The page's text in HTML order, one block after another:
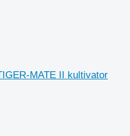
MATE II kultivator